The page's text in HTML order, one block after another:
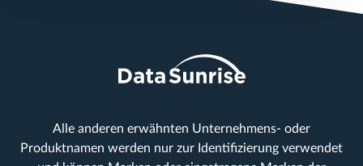
Alle anderen erwähnten Unternehmens- oder
Produktnamen werden nur zur Identifizierung verwendet